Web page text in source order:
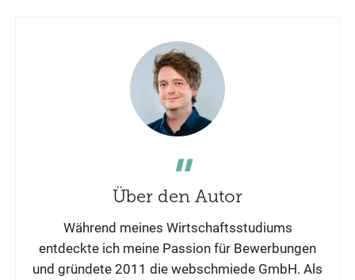
Über den Autor
Während meines Wirtschaftsstudiums
entdeckte ich meine Passion für Bewerbungen
und gründete 2011 die webschmiede GmbH. Als